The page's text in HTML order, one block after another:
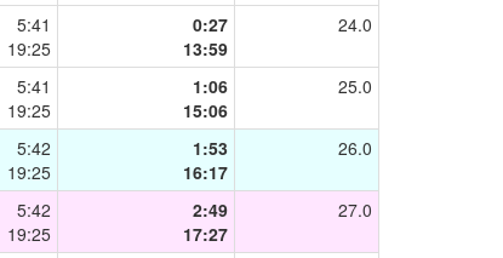
5:41
19:25
0:27
13:59
24.0
5:41
19:25
1:06
15:06
25.0
5:42
19:25
1:53
16:17
26.0
5:42
19:25
2:49
17:27
27.0